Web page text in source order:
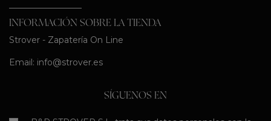
INFORMACIÓN SOBRE LA TIENDA
Strover - Zapatería On Line
Email: info@strover.es
SÍGUENOS EN